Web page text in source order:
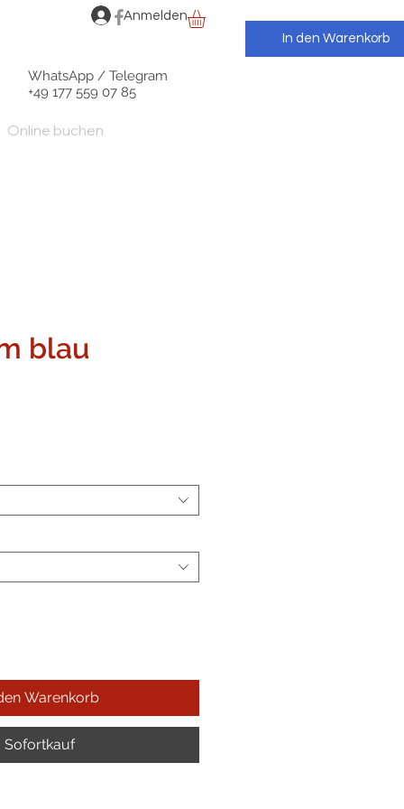
Anmelden
In den Warenkorb
WhatsApp / Telegram
+49 177 559 07 85
Online buchen
blau
Warenkorb
Sofortkauf